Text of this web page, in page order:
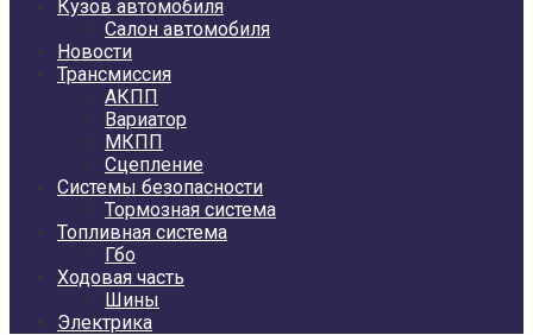
Кузов автомобиля
Салон автомобиля
Новости
Трансмиссия
АКПП
Вариатор
МКПП
Сцепление
Системы безопасности
Тормозная система
Топливная система
Гбо
Ходовая часть
Шины
Электрика